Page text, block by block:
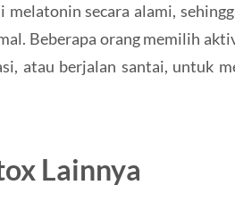
secara alami,
Beberapa orang memilih
atau berjalan santai, untuk
Lainnya